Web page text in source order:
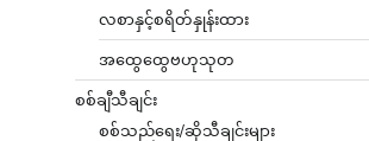
လစာနှင့်စရိတ်နှုန်းထား
အထွေထွေဗဟုသုတ
စစ်ချီသီချင်း
စစ်သည်ရေး/ဆိုသီချင်းများ